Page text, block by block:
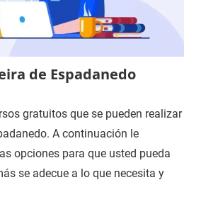
de Espadanedo
gratuitos que se pueden realizar
A continuación le
opciones para que usted pueda
se adecue a lo que necesita y